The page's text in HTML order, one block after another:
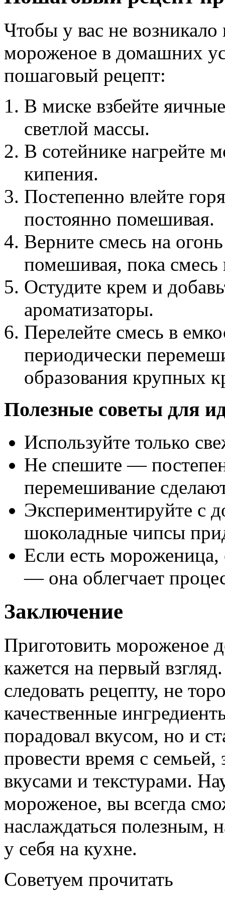
Чтобы у вас не возникало
мороженое в домашних
пошаговый рецепт:
В миске взбейте
светлой массы.
В сотейнике нагрейте
кипения.
Постепенно влейте
постоянно помешивая.
Верните смесь на
помешивая, пока смесь
Остудите крем и
ароматизаторы.
Перелейте смесь в
периодически
образования крупных
Полезные советы для
Используйте только
Не спешите —
перемешивание
Экспериментируйте с
шоколадные чипсы
Если есть мороженица,
— она облегчает
Заключение
Приготовить мороженое
кажется на первый
следовать рецепту, не
качественные
порадовал вкусом, но и
провести время с
вкусами и текстурами.
мороженое, вы всегда
наслаждаться полезным,
у себя на кухне.
Советуем прочитать